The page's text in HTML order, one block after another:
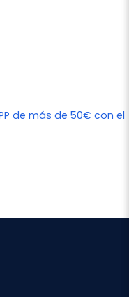
de más de 50€ con el